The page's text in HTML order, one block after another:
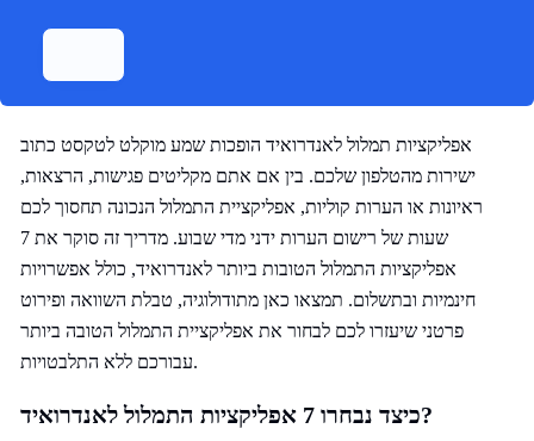
אפליקציות תמלול לאנדרואיד הופכות שמע מוקלט לטקסט כתוב
ישירות מהטלפון שלכם. בין אם אתם מקליטים פגישות, הרצאות,
ראיונות או הערות קוליות, אפליקציית התמלול הנכונה תחסוך לכם
שעות של רישום הערות ידני מדי שבוע. מדריך זה סוקר את 7
אפליקציות התמלול הטובות ביותר לאנדרואיד, כולל אפשרויות
חינמיות ובתשלום. תמצאו כאן מתודולוגיה, טבלת השוואה ופירוט
פרטני שיעזרו לכם לבחור את אפליקציית התמלול הטובה ביותר
עבורכם ללא התלבטויות.
כיצד נבחרו 7 אפליקציות התמלול לאנדרואיד?